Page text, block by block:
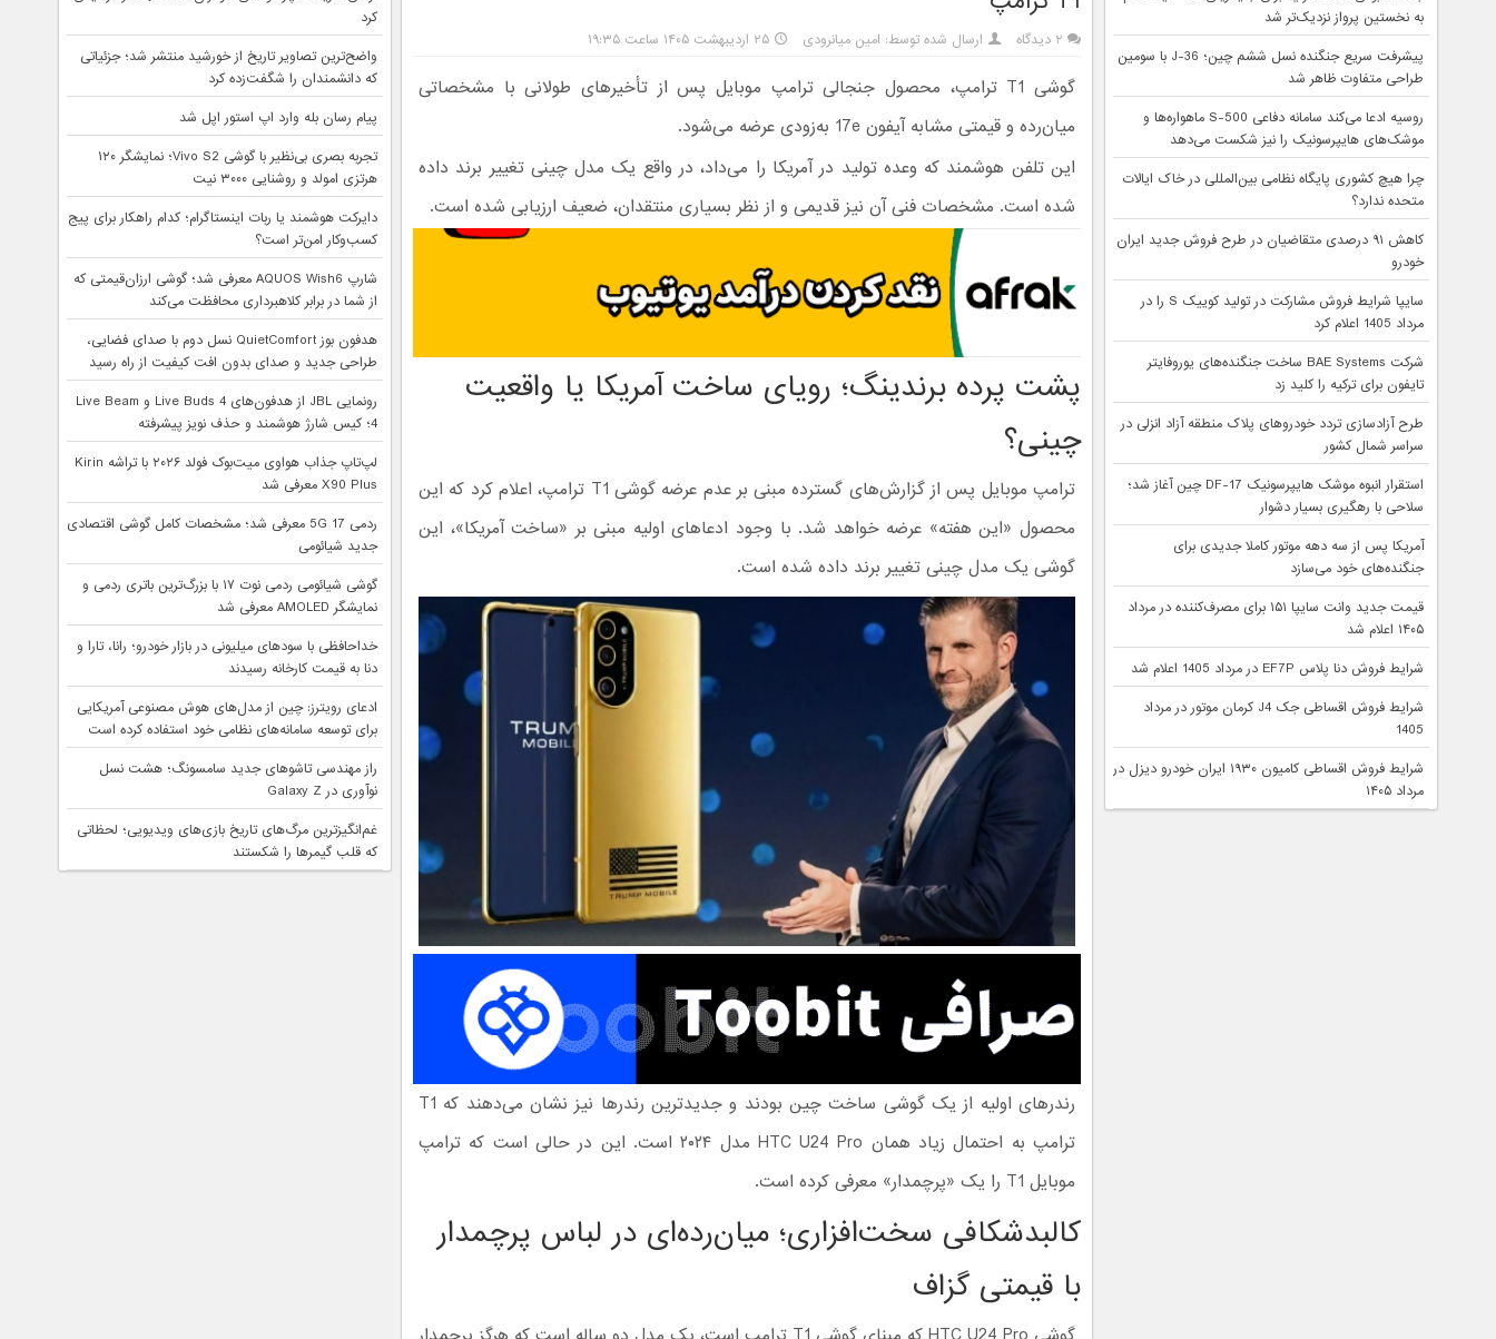
۲ دیدگاه ارسال شده توسط: امین میانرودی ۲۵ اردیبهشت ۱۴۰۵ ساعت ۱۹:۳۵
گوشی T1 ترامپ، محصول جنجالی ترامپ موبایل پس از تأخیرهای طولانی با مشخصاتی
میان‌رده و قیمتی مشابه آیفون 17e به‌زودی عرضه می‌شود.
این تلفن هوشمند که وعده تولید در آمریکا را می‌داد، در واقع یک مدل چینی تغییر برند داده
شده است. مشخصات فنی آن نیز قدیمی و از نظر بسیاری منتقدان، ضعیف ارزیابی شده است.
پشت پرده برندینگ؛ رویای ساخت آمریکا یا واقعیت
چینی؟
ترامپ موبایل پس از گزارش‌های گسترده مبنی بر عدم عرضه گوشی T1 ترامپ، اعلام کرد که این
محصول «این هفته» عرضه خواهد شد. با وجود ادعاهای اولیه مبنی بر «ساخت آمریکا»، این
گوشی یک مدل چینی تغییر برند داده شده است.
رندرهای اولیه از یک گوشی ساخت چین بودند و جدیدترین رندرها نیز نشان می‌دهند که T1
ترامپ به احتمال زیاد همان HTC U24 Pro مدل ۲۰۲۴ است. این در حالی است که ترامپ
موبایل T1 را یک «پرچمدار» معرفی کرده است.
کالبدشکافی سخت‌افزاری؛ میان‌رده‌ای در لباس پرچمدار
با قیمتی گزاف
به نخستین پرواز نزدیک‌تر شد
پیشرفت سریع جنگنده نسل ششم چین؛ J-36 با سومین
طراحی متفاوت ظاهر شد
روسیه ادعا می‌کند سامانه دفاعی S-500 ماهواره‌ها و
موشک‌های هایپرسونیک را نیز شکست می‌دهد
چرا هیچ کشوری پایگاه نظامی بین‌المللی در خاک ایالات
متحده ندارد؟
کاهش ۹۱ درصدی متقاضیان در طرح فروش جدید ایران
خودرو
سایپا شرایط فروش مشارکت در تولید کوییک S را در
مرداد 1405 اعلام کرد
شرکت BAE Systems ساخت جنگنده‌های یوروفایتر
تایفون برای ترکیه را کلید زد
طرح آزادسازی تردد خودروهای پلاک منطقه آزاد انزلی در
سراسر شمال کشور
استقرار انبوه موشک هایپرسونیک DF-17 چین آغاز شد؛
سلاحی با رهگیری بسیار دشوار
آمریکا پس از سه دهه موتور کاملا جدیدی برای
جنگنده‌های خود می‌سازد
قیمت جدید وانت سایپا ۱۵۱ برای مصرف‌کننده در مرداد
۱۴۰۵ اعلام شد
شرایط فروش دنا پلاس EF7P در مرداد 1405 اعلام شد
شرایط فروش اقساطی جک J4 کرمان موتور در مرداد
1405
شرایط فروش اقساطی کامیون ۱۹۳۰ ایران خودرو دیزل در
مرداد ۱۴۰۵
کرد
واضح‌ترین تصاویر تاریخ از خورشید منتشر شد؛ جزئیاتی
که دانشمندان را شگفت‌زده کرد
پیام رسان بله وارد اپ استور اپل شد
تجربه بصری بی‌نظیر با گوشی Vivo S2؛ نمایشگر ۱۲۰
هرتزی امولد و روشنایی ۳۰۰۰ نیت
دایرکت هوشمند یا ربات اینستاگرام؛ کدام راهکار برای پیج
کسب‌وکار امن‌تر است؟
شارپ AQUOS Wish6 معرفی شد؛ گوشی ارزان‌قیمتی که
از شما در برابر کلاهبرداری محافظت می‌کند
هدفون بوز QuietComfort نسل دوم با صدای فضایی،
طراحی جدید و صدای بدون افت کیفیت از راه رسید
رونمایی JBL از هدفون‌های Live Buds 4 و Live Beam
4؛ کیس شارژ هوشمند و حذف نویز پیشرفته
لپ‌تاپ جذاب هواوی میت‌بوک فولد ۲۰۲۶ با تراشه Kirin
X90 Plus معرفی شد
ردمی 17 5G معرفی شد؛ مشخصات کامل گوشی اقتصادی
جدید شیائومی
گوشی شیائومی ردمی نوت ۱۷ با بزرگ‌ترین باتری ردمی و
نمایشگر AMOLED معرفی شد
خداحافظی با سودهای میلیونی در بازار خودرو؛ رانا، تارا و
دنا به قیمت کارخانه رسیدند
ادعای رویترز: چین از مدل‌های هوش مصنوعی آمریکایی
برای توسعه سامانه‌های نظامی خود استفاده کرده است
راز مهندسی تاشوهای جدید سامسونگ؛ هشت نسل
نوآوری در Galaxy Z
غم‌انگیزترین مرگ‌های تاریخ بازی‌های ویدیویی؛ لحظاتی
که قلب گیمرها را شکستند